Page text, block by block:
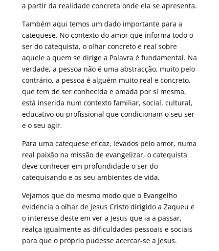
a partir da realidade concreta onde ela se apresenta.
Também aqui temos um dado importante para a
catequese. No contexto do amor que informa todo o
ser do catequista, o olhar concreto e real sobre
aquele a quem se dirige a Palavra é fundamental. Na
verdade, a pessoa não é uma abstracção, muito pelo
contrário, a pessoa é alguém muito real e concreto,
que tem de ser conhecida e amada por si mesma,
está inserida num contexto familiar, social, cultural,
educativo ou profissional que condicionam o seu ser
e o seu agir.
Para uma catequese eficaz, levados pelo amor, numa
real paixão na missão de evangelizar, o catequista
deve conhecer em profundidade o ser do
catequisando e os seu ambientes de vida.
Vejamos que do mesmo modo que o Evangelho
evidencia o olhar de Jesus Cristo dirigido a Zaqueu e
o interesse deste em ver a Jesus que ia a passar,
realça igualmente as dificuldades pessoais e sociais
para que o próprio pudesse acercar-se a Jesus.